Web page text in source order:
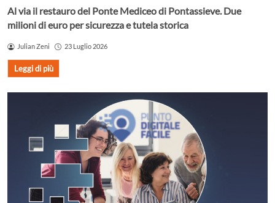
Al via il restauro del Ponte Mediceo di Pontassieve. Due
milioni di euro per sicurezza e tutela storica
Julian Zeni 23 Luglio 2026
Leggi di più